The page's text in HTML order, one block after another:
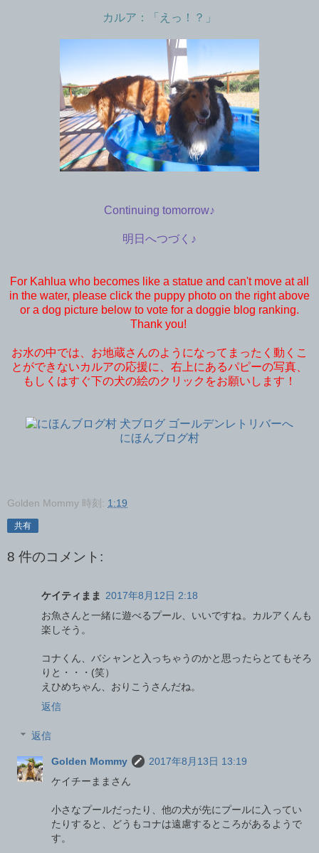
カルア：「えっ！？」
Continuing tomorrow♪
明日へつづく♪
For Kahlua who becomes like a statue and can't move at all
in the water, please click the puppy photo on the right above
or a dog picture below to vote for a doggie blog ranking.
Thank you!
お水の中では、お地蔵さんのようになってまったく動くこ
とができないカルアの応援に、右上にあるパピーの写真、
もしくはすぐ下の犬の絵のクリックをお願いします！
にほんブログ村
Golden Mommy 時刻: 1:19
共有
8 件のコメント:
ケイティまま
2017年8月12日 2:18
お魚さんと一緒に遊べるプール、いいですね。カルアくんも
楽しそう。
コナくん、バシャンと入っちゃうのかと思ったらとてもそろ
りと・・・(笑）
えひめちゃん、おりこうさんだね。
返信
返信
Golden Mommy
2017年8月13日 13:19
ケイチーままさん
小さなプールだったり、他の犬が先にプールに入ってい
たりすると、どうもコナは遠慮するところがあるようで
す。